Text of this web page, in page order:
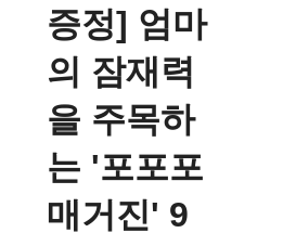
증정] 엄마
의 잠재력
을 주목하
는 '포포포
매거진' 9